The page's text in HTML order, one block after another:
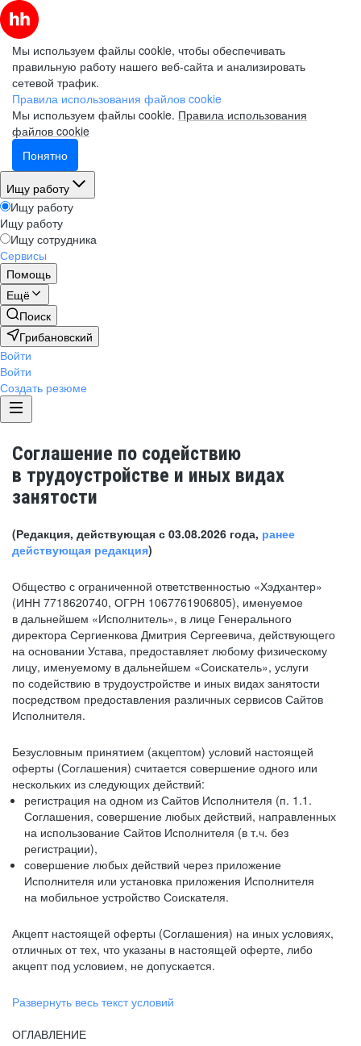
Мы используем файлы cookie, чтобы обеспечивать
правильную работу нашего веб-сайта и анализировать
сетевой трафик.
Правила использования файлов cookie
Мы используем файлы cookie. Правила использования
файлов cookie
Понятно
Ищу работу
Ищу работу
Ищу работу
Ищу сотрудника
Сервисы
Помощь
Ещё
Поиск
Грибановский
Войти
Войти
Создать резюме
Соглашение по содействию
в трудоустройстве и иных видах
занятости
(Редакция, действующая с 03.08.2026 года, ранее
действующая редакция)
Общество с ограниченной ответственностью «Хэдхантер»
(ИНН 7718620740, ОГРН 1067761906805), именуемое
в дальнейшем «Исполнитель», в лице Генерального
директора Сергиенкова Дмитрия Сергеевича, действующего
на основании Устава, предоставляет любому физическому
лицу, именуемому в дальнейшем «Соискатель», услуги
по содействию в трудоустройстве и иных видах занятости
посредством предоставления различных сервисов Сайтов
Исполнителя.
Безусловным принятием (акцептом) условий настоящей
оферты (Соглашения) считается совершение одного или
нескольких из следующих действий:
регистрация на одном из Сайтов Исполнителя (п. 1.1.
Соглашения, совершение любых действий, направленных
на использование Сайтов Исполнителя (в т.ч. без
регистрации),
совершение любых действий через приложение
Исполнителя или установка приложения Исполнителя
на мобильное устройство Соискателя.
Акцепт настоящей оферты (Соглашения) на иных условиях,
отличных от тех, что указаны в настоящей оферте, либо
акцепт под условием, не допускается.
Развернуть весь текст условий
ОГЛАВЛЕНИЕ